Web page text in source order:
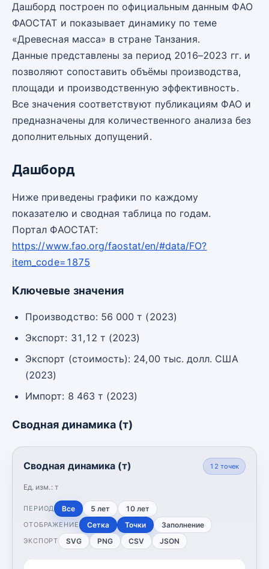
Дашборд построен по официальным данным ФАО
ФАОСТАТ и показывает динамику по теме
«Древесная масса» в стране Танзания.
Данные представлены за период 2016–2023 гг. и
позволяют сопоставить объёмы производства,
площади и производственную эффективность.
Все значения соответствуют публикациям ФАО и
предназначены для количественного анализа без
дополнительных допущений.
Дашборд
Ниже приведены графики по каждому
показателю и сводная таблица по годам.
Портал ФАОСТАТ:
https://www.fao.org/faostat/en/#data/FO?
item_code=1875
Ключевые значения
Производство: 56 000 т (2023)
Экспорт: 31,12 т (2023)
Экспорт (стоимость): 24,00 тыс. долл. США
(2023)
Импорт: 8 463 т (2023)
Сводная динамика (т)
Сводная динамика (т)
Ед. изм.: т
12 точек
ПЕРИОД Все 5 лет 10 лет
ОТОБРАЖЕНИЕ Сетка Точки Заполнение
ЭКСПОРТ SVG PNG CSV JSON